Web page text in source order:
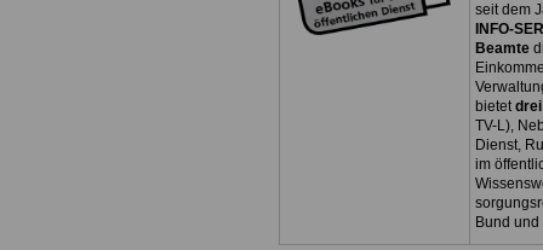
seit dem
INFO-
Beamte
bietet
TV-L),
Dienst,
im
Bund